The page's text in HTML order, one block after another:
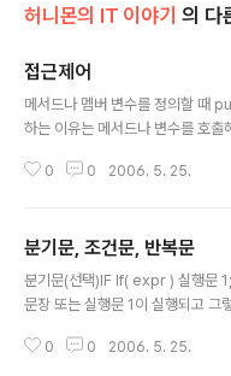
허니몬의 IT 이야기 의 다
접근제어
메서드나 멤버 변수를 정의할 때
하는 이유는 메서드나 변수를 호출
근 권한을 다르게 설정할 수 있다.
스에 존재하면서 상속 관계에 있
3단계로 나누면 보편적으로 취급
클래스만 접근이 가능해진다. 4
0 0 2006. 5. 25.
분기문, 조건문, 반복문
분기문(선택)IF If( expr ) 실행문
문장 또는 실행문 1이 실행되고 그
참일 때 실행할 것이 없으면 문장
0 0 2006. 5. 25.